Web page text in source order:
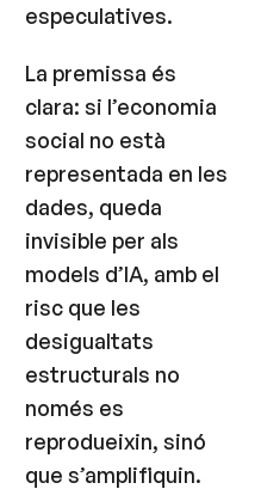
especulatives.
La premissa és
clara: si l’economia
social no està
representada en les
dades, queda
invisible per als
models d’IA, amb el
risc que les
desigualtats
estructurals no
només es
reprodueixin, sinó
que s’amplifiquin.